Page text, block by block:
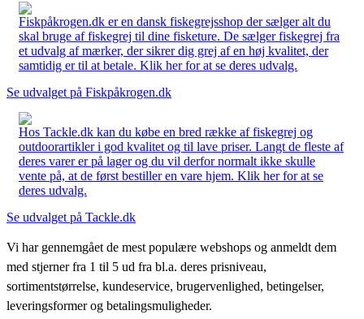
Fiskpåkrogen.dk er en dansk fiskegrejsshop der sælger alt du
skal bruge af fiskegrej til dine fisketure. De sælger fiskegrej fra
et udvalg af mærker, der sikrer dig grej af en høj kvalitet, der
samtidig er til at betale. Klik her for at se deres udvalg.
Se udvalget på Fiskpåkrogen.dk
Hos Tackle.dk kan du købe en bred række af fiskegrej og
outdoorartikler i god kvalitet og til lave priser. Langt de fleste af
deres varer er på lager og du vil derfor normalt ikke skulle
vente på, at de først bestiller en vare hjem. Klik her for at se
deres udvalg.
Se udvalget på Tackle.dk
Vi har gennemgået de mest populære webshops og anmeldt dem
med stjerner fra 1 til 5 ud fra bl.a. deres prisniveau,
sortimentstørrelse, kundeservice, brugervenlighed, betingelser,
leveringsformer og betalingsmuligheder.